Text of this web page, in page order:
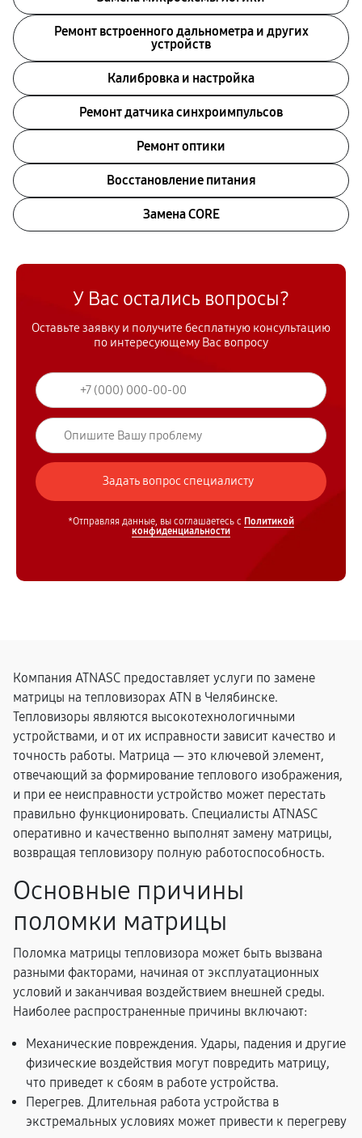
Ремонт встроенного дальнометра и других
устройств
Калибровка и настройка
Ремонт датчика синхроимпульсов
Ремонт оптики
Восстановление питания
Замена CORE
У Вас остались вопросы?
Оставьте заявку и получите бесплатную консультацию
по интересующему Вас вопросу
*Отправляя данные, вы соглашаетесь с Политикой
конфиденциальности
Компания ATNASC предоставляет услуги по замене
матрицы на тепловизорах ATN в Челябинске.
Тепловизоры являются высокотехнологичными
устройствами, и от их исправности зависит качество и
точность работы. Матрица — это ключевой элемент,
отвечающий за формирование теплового изображения,
и при ее неисправности устройство может перестать
правильно функционировать. Специалисты ATNASC
оперативно и качественно выполнят замену матрицы,
возвращая тепловизору полную работоспособность.
Основные причины
поломки матрицы
Поломка матрицы тепловизора может быть вызвана
разными факторами, начиная от эксплуатационных
условий и заканчивая воздействием внешней среды.
Наиболее распространенные причины включают:
Механические повреждения. Удары, падения и другие
физические воздействия могут повредить матрицу,
что приведет к сбоям в работе устройства.
Перегрев. Длительная работа устройства в
экстремальных условиях может привести к перегреву